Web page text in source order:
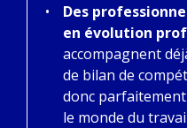
Des
en évolution
accompagnent
de bilan de
donc
le monde du